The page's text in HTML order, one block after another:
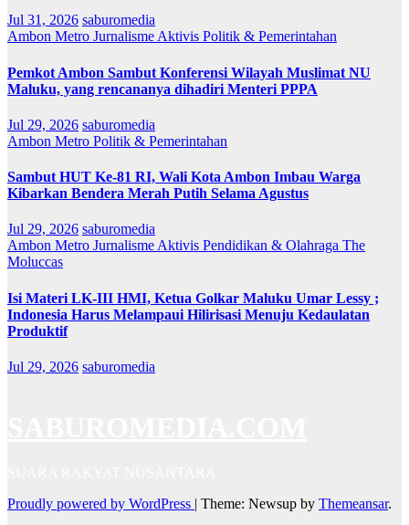
Jul 31, 2026 saburomedia
Ambon Metro Jurnalisme Aktivis Politik & Pemerintahan
Pemkot Ambon Sambut Konferensi Wilayah Muslimat NU
Maluku, yang rencananya dihadiri Menteri PPPA
Jul 29, 2026 saburomedia
Ambon Metro Politik & Pemerintahan
Sambut HUT Ke-81 RI, Wali Kota Ambon Imbau Warga
Kibarkan Bendera Merah Putih Selama Agustus
Jul 29, 2026 saburomedia
Ambon Metro Jurnalisme Aktivis Pendidikan & Olahraga The
Moluccas
Isi Materi LK-III HMI, Ketua Golkar Maluku Umar Lessy ;
Indonesia Harus Melampaui Hilirisasi Menuju Kedaulatan
Produktif
Jul 29, 2026 saburomedia
Proudly powered by WordPress | Theme: Newsup by Themeansar.